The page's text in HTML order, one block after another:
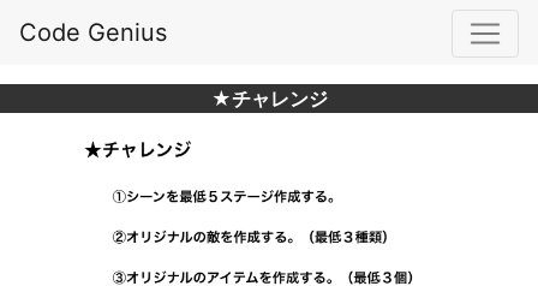
Code Genius
★チャレンジ